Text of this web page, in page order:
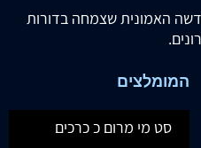
האמונית שצמחה בדורות
המומלצים
סט מי מרום כ כרכים